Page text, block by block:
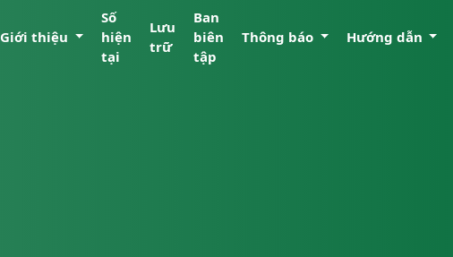
Giới thiệu
Số
hiện
tại
Lưu
trữ
Ban
biên
tập
Thông báo Hướng dẫn